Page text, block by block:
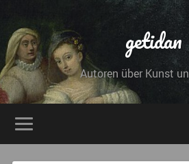
getidan
Autoren über Kunst